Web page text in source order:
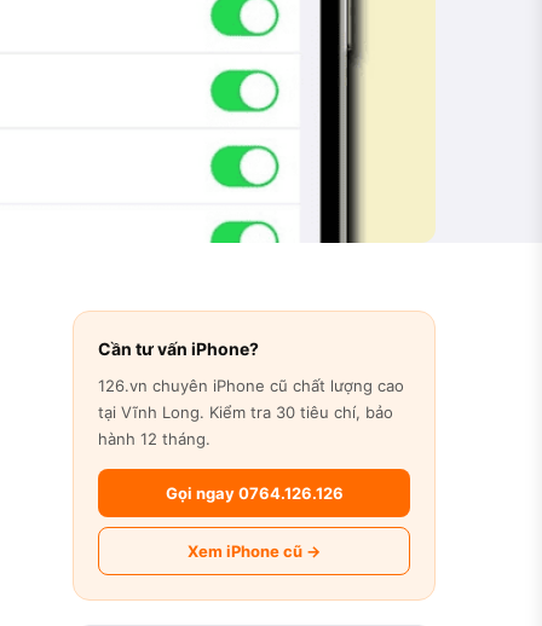
Cần tư vấn iPhone?
126.vn chuyên iPhone cũ chất lượng cao
tại Vĩnh Long. Kiểm tra 30 tiêu chí, bảo
hành 12 tháng.
Gọi ngay 0764.126.126
Xem iPhone cũ →